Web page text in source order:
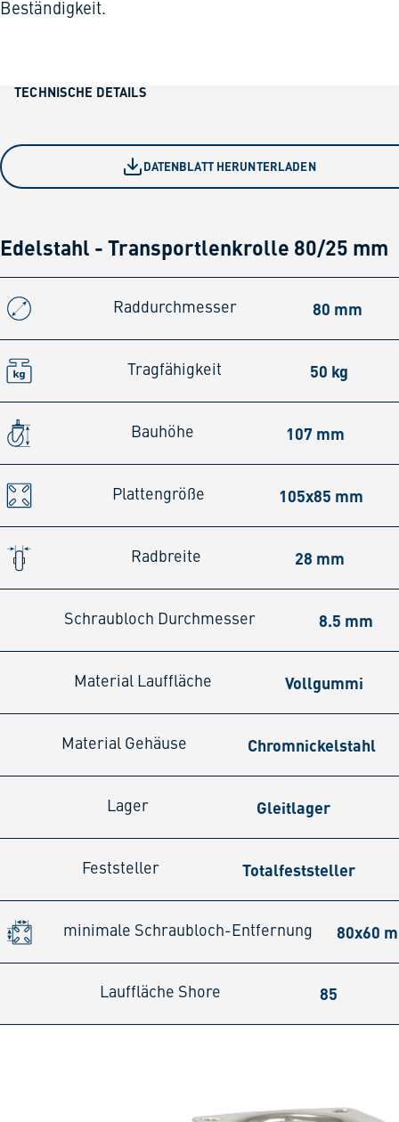
Beständigkeit.
TECHNISCHE DETAILS
DATENBLATT HERUNTERLADEN
Edelstahl - Transportlenkrolle 80/25 mm
Raddurchmesser 80 mm
Tragfähigkeit 50 kg
Bauhöhe 107 mm
Plattengröße 105x85 mm
Radbreite 28 mm
Schraubloch Durchmesser 8.5 mm
Material Lauffläche Vollgummi
Material Gehäuse Chromnickelstahl
Lager Gleitlager
Feststeller Totalfeststeller
minimale Schraubloch-Entfernung 80x60
Lauffläche Shore 85